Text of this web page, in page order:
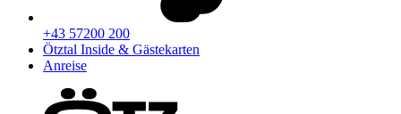
+43 57200 200
Ötztal Inside & Gästekarten
Anreise